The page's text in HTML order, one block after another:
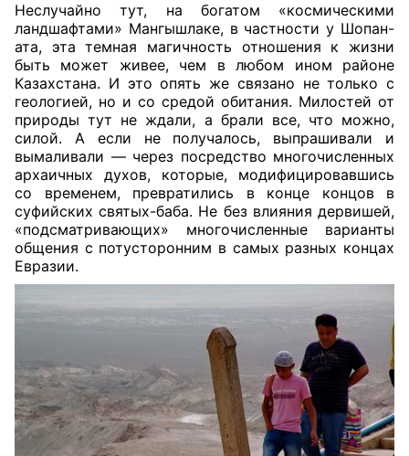
Неслучайно тут, на богатом «космическими
ландшафтами» Мангышлаке, в частности у Шопан-
ата, эта темная магичность отношения к жизни
быть может живее, чем в любом ином районе
Казахстана. И это опять же связано не только с
геологией, но и со средой обитания. Милостей от
природы тут не ждали, а брали все, что можно,
силой. А если не получалось, выпрашивали и
вымаливали — через посредство многочисленных
архаичных духов, которые, модифицировавшись
со временем, превратились в конце концов в
суфийских святых-баба. Не без влияния дервишей,
«подсматривающих» многочисленные варианты
общения с потусторонним в самых разных концах
Евразии.